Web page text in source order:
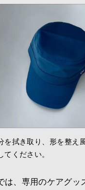
を拭き取り、形を整え
てください。
は、専用のケアグッ